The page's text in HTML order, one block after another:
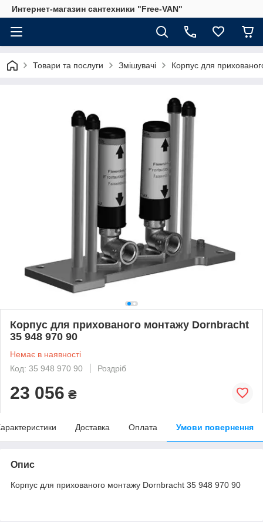
Интернет-магазин сантехники "Free-VAN"
Товари та послуги Змішувачі Корпус для
Корпус для прихованого монтажу Dornbracht
35 948 970 90
Немає в наявності
Код: 35 948 970 90
Роздріб
23 056 ₴
Доставка Оплата Умови повернення
Опис
Корпус для прихованого монтажу Dornbracht 35 948 970 90